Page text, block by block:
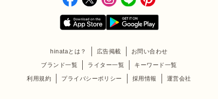
hinataとは？ 広告掲載
お問い合わせ
ブランド一覧
ライター一覧
キーワード一覧
利用規約
プライバシーポリシー 採用情報 運営会社